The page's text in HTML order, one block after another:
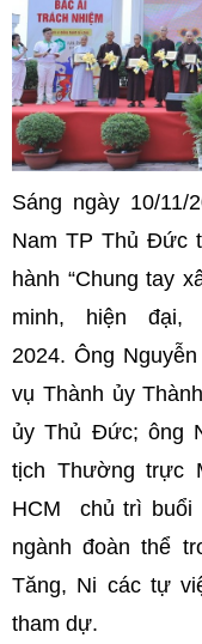
Sáng ngày 10/11/
Nam TP Thủ Đức
hành “Chung tay
minh, hiện
2024. Ông
vụ Thành ủy
ủy Thủ Đức; ông
tịch Thường trực
HCM chủ trì buổi
ngành đoàn thể
Tăng, Ni các tự
tham dự.